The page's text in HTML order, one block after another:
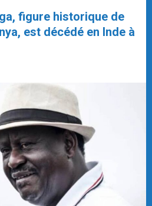
figure historique de
est décédé en Inde à